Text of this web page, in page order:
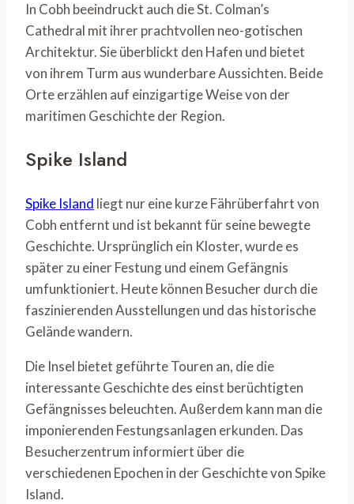
In Cobh beeindruckt auch die St. Colman’s
Cathedral mit ihrer prachtvollen neo-gotischen
Architektur. Sie überblickt den Hafen und bietet
von ihrem Turm aus wunderbare Aussichten. Beide
Orte erzählen auf einzigartige Weise von der
maritimen Geschichte der Region.
Spike Island
Spike Island liegt nur eine kurze Fährüberfahrt von
Cobh entfernt und ist bekannt für seine bewegte
Geschichte. Ursprünglich ein Kloster, wurde es
später zu einer Festung und einem Gefängnis
umfunktioniert. Heute können Besucher durch die
faszinierenden Ausstellungen und das historische
Gelände wandern.
Die Insel bietet geführte Touren an, die die
interessante Geschichte des einst berüchtigten
Gefängnisses beleuchten. Außerdem kann man die
imponierenden Festungsanlagen erkunden. Das
Besucherzentrum informiert über die
verschiedenen Epochen in der Geschichte von Spike
Island.